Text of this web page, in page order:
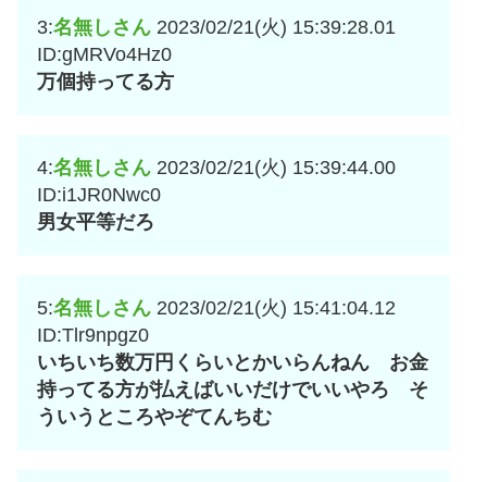
3:名無しさん 2023/02/21(火) 15:39:28.01
ID:gMRVo4Hz0
万個持ってる方
4:名無しさん 2023/02/21(火) 15:39:44.00
ID:i1JR0Nwc0
男女平等だろ
5:名無しさん 2023/02/21(火) 15:41:04.12
ID:Tlr9npgz0
いちいち数万円くらいとかいらんねん お金
持ってる方が払えばいいだけでいいやろ そ
ういうところやぞてんちむ